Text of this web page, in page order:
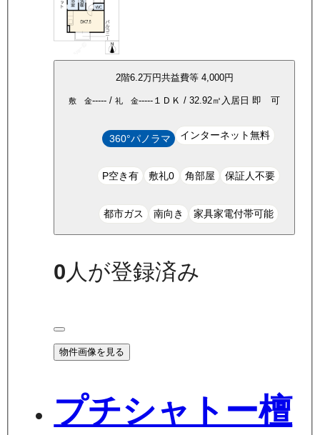
2階6.2万円共益費等 4,000円
敷 金----- / 礼 金----- １ＤＫ / 32.92㎡ 入居日 即 可
360°パノラマ インターネット無料
P空き有 敷礼0 角部屋 保証人不要
都市ガス 南向き 家具家電付帯可能
0人が登録済み
物件画像を見る
プチシャトー檀